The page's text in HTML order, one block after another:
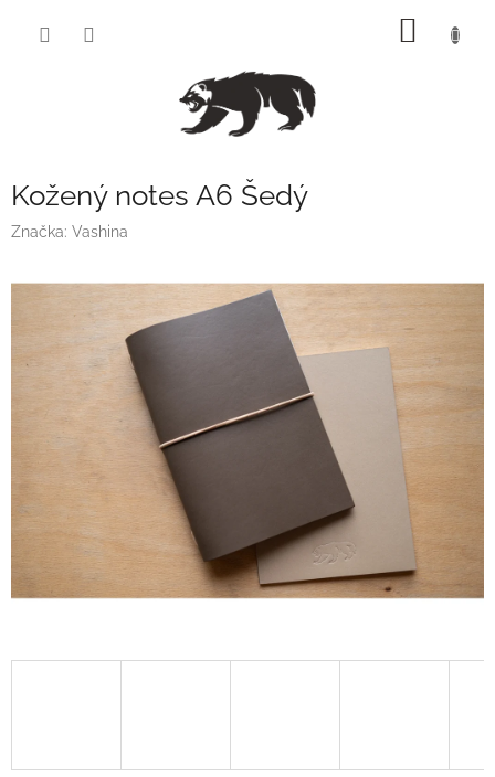
Kožený notes A6 Šedý
Značka: Vashina